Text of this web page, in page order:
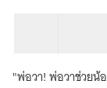
"พ่อวา! พ่อวาช่วยน้